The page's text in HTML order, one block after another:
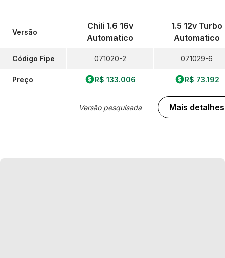
Versão
Código Fipe
Preço
Chili 1.6 16v
Automatico
071020-2
R$ 133.006
Versão pesquisada
1.5 12v Turbo
Automatico
071029-6
R$ 73.192
Mais detalhes